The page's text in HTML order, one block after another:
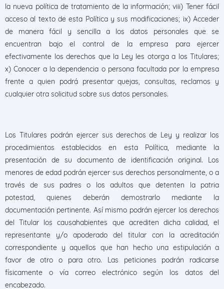
la nueva política de tratamiento de la información; viii) Tener fácil
acceso al texto de esta Política y sus modificaciones; ix) Acceder
de manera fácil y sencilla a los datos personales que se
encuentran bajo el control de la empresa para ejercer
efectivamente los derechos que la Ley les otorga a los Titulares;
x) Conocer a la dependencia o persona facultada por la empresa
frente a quien podrá presentar quejas, consultas, reclamos y
cualquier otra solicitud sobre sus datos personales.
Los Titulares podrán ejercer sus derechos de Ley y realizar los
procedimientos establecidos en esta Política, mediante la
presentación de su documento de identificación original. Los
menores de edad podrán ejercer sus derechos personalmente, o a
través de sus padres o los adultos que detenten la patria
potestad, quienes deberán demostrarlo mediante la
documentación pertinente. Así mismo podrán ejercer los derechos
del Titular los causahabientes que acrediten dicha calidad, el
representante y/o apoderado del titular con la acreditación
correspondiente y aquellos que han hecho una estipulación a
favor de otro o para otro. Las peticiones podrán radicarse
físicamente o vía correo electrónico según los datos del
encabezado.